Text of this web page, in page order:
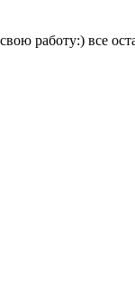
работу:) все